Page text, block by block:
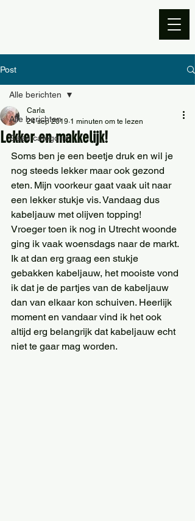
Post
Alle berichten
Geen categorie
Alle berichten
Lekker en makkelijk!
Carla
24 sep 2019 1 minuten om te lezen
Soms ben je een beetje druk en wil je
nog steeds lekker maar ook gezond
eten. Mijn voorkeur gaat vaak uit naar
een lekker stukje vis. Vandaag dus
kabeljauw met olijven topping!
Vroeger toen ik nog in Utrecht woonde
ging ik vaak woensdags naar de markt.
Ik at dan erg graag een stukje
gebakken kabeljauw, het mooiste vond
ik dat je de partjes van de kabeljauw
dan van elkaar kon schuiven. Heerlijk
moment en vandaar vind ik het ook
altijd erg belangrijk dat kabeljauw echt
niet te gaar mag worden.